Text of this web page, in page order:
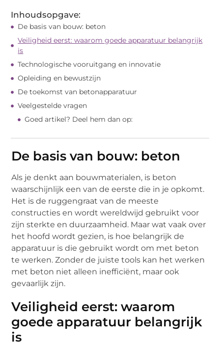
Inhoudsopgave:
De basis van bouw: beton
Veiligheid eerst: waarom goede apparatuur belangrijk
is
Technologische vooruitgang en innovatie
Opleiding en bewustzijn
De toekomst van betonapparatuur
Veelgestelde vragen
Goed artikel? Deel hem dan op:
De basis van bouw: beton
Als je denkt aan bouwmaterialen, is beton
waarschijnlijk een van de eerste die in je opkomt.
Het is de ruggengraat van de meeste
constructies en wordt wereldwijd gebruikt voor
zijn sterkte en duurzaamheid. Maar wat vaak over
het hoofd wordt gezien, is hoe belangrijk de
apparatuur is die gebruikt wordt om met beton
te werken. Zonder de juiste tools kan het werken
met beton niet alleen inefficiënt, maar ook
gevaarlijk zijn.
Veiligheid eerst: waarom
goede apparatuur belangrijk
is